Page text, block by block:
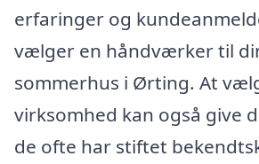
erfaringer og
vælger en håndværker til
sommerhus i Ørting. At
virksomhed kan også give
de ofte har stiftet